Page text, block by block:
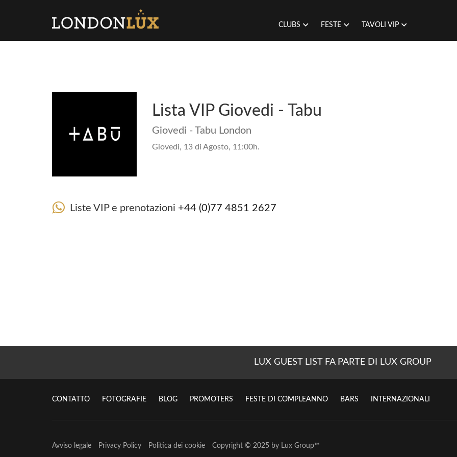
CLUBS FESTE TAVOLI VIP
Lista VIP Giovedi - Tabu
Giovedi - Tabu London
Giovedi, 13 di Agosto, 11:00h.
Liste VIP e prenotazioni +44 (0)77 4851 2627
LUX GUEST LIST FA PARTE DI LUX GROUP
CONTATTO FOTOGRAFIE BLOG PROMOTERS FESTE DI COMPLEANNO BARS INTERNAZIONALI
Avviso legale Privacy Policy Politica dei cookie Copyright © 2025 by Lux Group™